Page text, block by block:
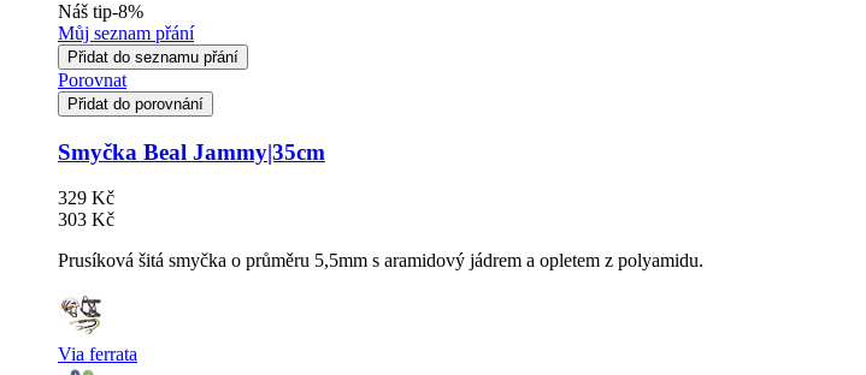
Náš tip-8%
Můj seznam přání
Přidat do seznamu přání
Porovnat
Přidat do porovnání
Smyčka Beal Jammy|35cm
329 Kč
303 Kč
Prusíková šitá smyčka o průměru 5,5mm s aramidový jádrem a opletem z polyamidu.
Via ferrata